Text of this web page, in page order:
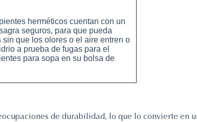
herméticos cuentan con un
seguros, para que pueda
que los olores o el aire entren o
a prueba de fugas para el
para sopa en su bolsa de
de durabilidad, lo que lo convierte en